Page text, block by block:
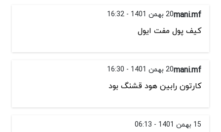
mani.mf20 بهمن 1401 - 16:32
کیف پول مفت ایول
mani.mf20 بهمن 1401 - 16:30
کارتون رابین هود قشنگ بود
15 بهمن 1401 - 06:13